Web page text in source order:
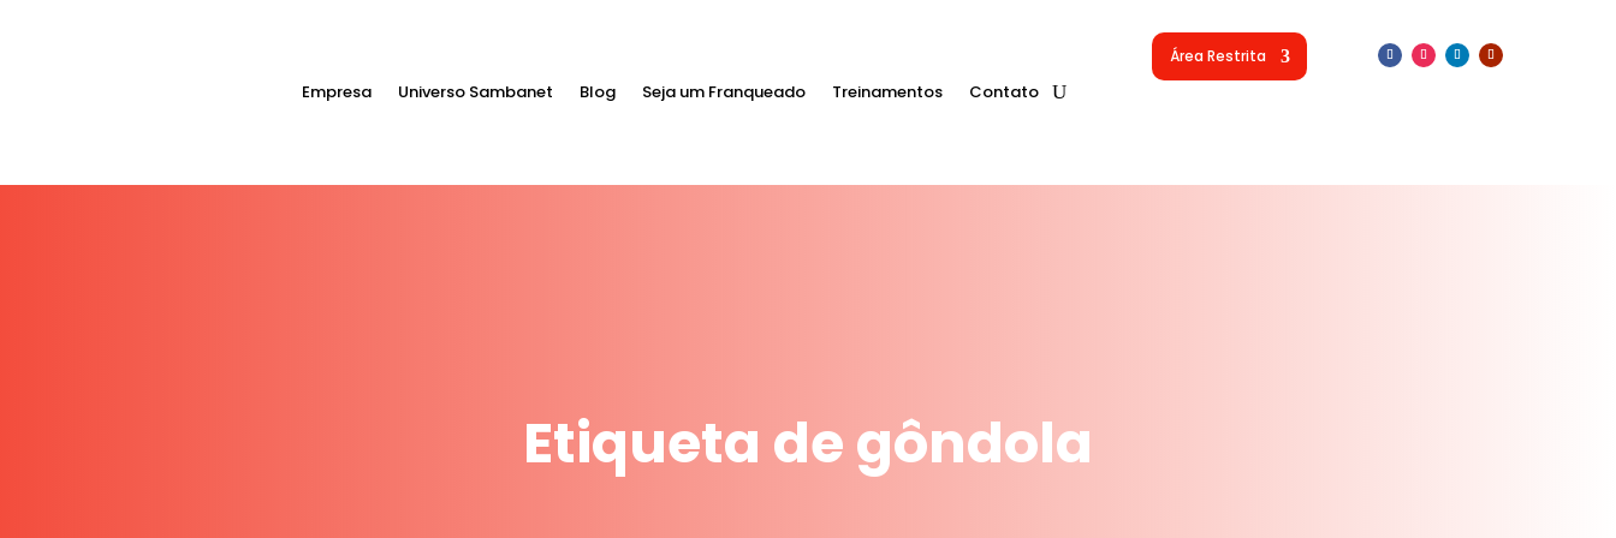
Empresa Universo Sambanet Blog Seja um Franqueado Treinamentos Contato
Área Restrita
Etiqueta de gôndola